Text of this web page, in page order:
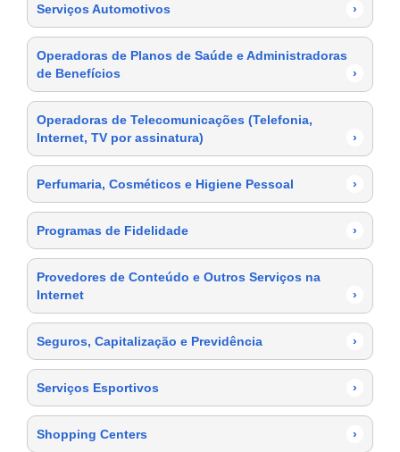
Serviços Automotivos
›
Operadoras de Planos de Saúde e Administradoras
de Benefícios
›
Operadoras de Telecomunicações (Telefonia,
Internet, TV por assinatura)
›
Perfumaria, Cosméticos e Higiene Pessoal ›
Programas de Fidelidade ›
Provedores de Conteúdo e Outros Serviços na
Internet
›
Seguros, Capitalização e Previdência ›
Serviços Esportivos ›
Shopping Centers ›